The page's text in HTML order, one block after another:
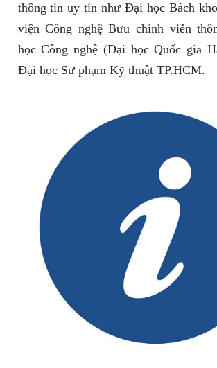
thông tin uy tín như Đại học Bách
viện Công nghệ Bưu chính viễn
học Công nghệ (Đại học Quốc gia
Đại học Sư phạm Kỹ thuật TP.HCM.